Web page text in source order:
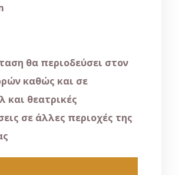
θα περιοδεύσει στον
καθώς και σε
και θεατρικές
σε άλλες περιοχές της